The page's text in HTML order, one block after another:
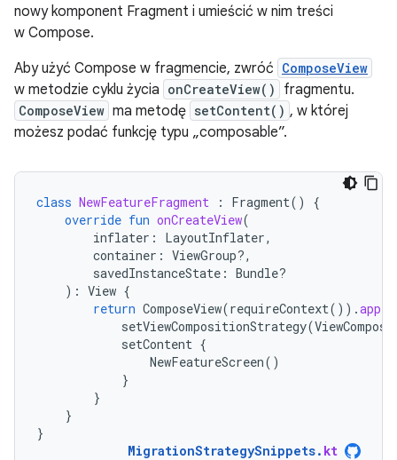
nowy komponent Fragment i umieścić w nim treści
w Compose.
Aby użyć Compose w fragmencie, zwróć ComposeView
w metodzie cyklu życia onCreateView() fragmentu.
ComposeView ma metodę setContent() , w której
możesz podać funkcję typu „composable”.
class NewFeatureFragment : Fragment()
{
override fun onCreateView(
inflater : LayoutInflater,
container : ViewGroup?,
savedInstanceState : Bundle?
): View {
return ComposeView(requireContext()).apply
setViewCompositionStrategy(
setContent {
NewFeatureScreen()
}
}
}
}
MigrationStrategySnippets. kt